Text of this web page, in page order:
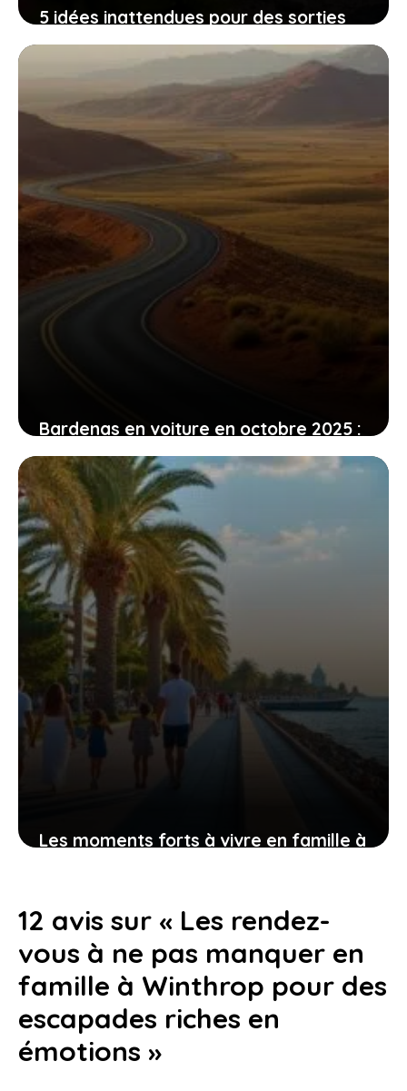
5 idées inattendues pour des sorties
entre amis en extérieur qui renforcent
les liens et l’énergie
26 février 2026
Bardenas en voiture en octobre 2025 :
comment vivre une découverte
authentique et respectueuse
19 février 2026
Les moments forts à vivre en famille à
5 février 2026
12 avis sur « Les rendez-
vous à ne pas manquer en
famille à Winthrop pour des
escapades riches en
émotions »